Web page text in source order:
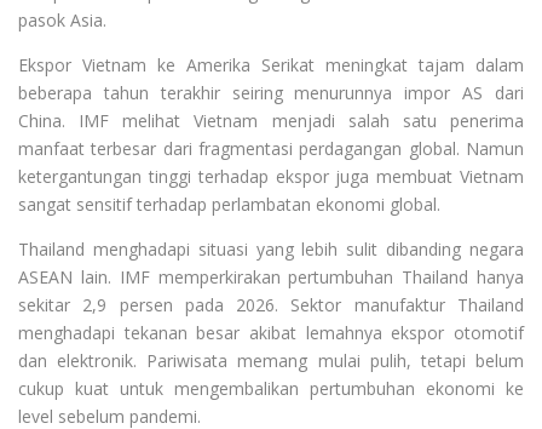
pasok Asia.
Ekspor Vietnam ke Amerika Serikat meningkat tajam dalam
beberapa tahun terakhir seiring menurunnya impor AS dari
China. IMF melihat Vietnam menjadi salah satu penerima
manfaat terbesar dari fragmentasi perdagangan global. Namun
ketergantungan tinggi terhadap ekspor juga membuat Vietnam
sangat sensitif terhadap perlambatan ekonomi global.
Thailand menghadapi situasi yang lebih sulit dibanding negara
ASEAN lain. IMF memperkirakan pertumbuhan Thailand hanya
sekitar 2,9 persen pada 2026. Sektor manufaktur Thailand
menghadapi tekanan besar akibat lemahnya ekspor otomotif
dan elektronik. Pariwisata memang mulai pulih, tetapi belum
cukup kuat untuk mengembalikan pertumbuhan ekonomi ke
level sebelum pandemi.